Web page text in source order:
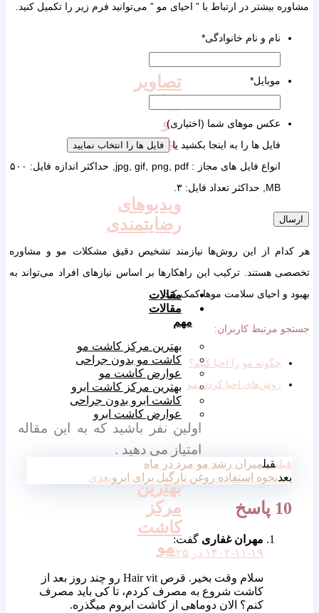
تصاویر
قبل
و
بعد
ویدیوهای
رضایتمندی
مقالات
مقالات
مهم
بهترین مرکز کاشت مو
کاشت مو بدون جراحی
عوارض کاشت مو
بهترین مرکز کاشت ابرو
کاشت ابرو بدون جراحی
عوارض کاشت ابرو
بهترین
مرکز
کاشت
مو
مشاوره بیشتر در ارتباط با ” احیای مو ” می‌توانید فرم زیر را تکمیل کنید.
نام و نام خانوادگی*
موبایل*
عکس موهای شما (اختیاری)
فایل ها را به اینجا بکشید یا فایل ها را انتخاب نمایید
انواع فایل های مجاز : jpg, gif, png, pdf, حداکثر اندازه فایل: ۵۰۰
MB, حداکثر تعداد فایل: ۳.
هر کدام از این روش‌ها نیازمند تشخیص دقیق مشکلات مو و مشاوره
تخصصی هستند. ترکیب این راهکارها بر اساس نیازهای افراد می‌تواند به
بهبود و احیای سلامت موها کمک کند.
جستجو مرتبط کاربران:
چگونه مو را احیا کنیم؟
روش‌های احیا کردن مو
اولین نفر باشید که به این مقاله
امتیاز می دهید .
قبلیقبلمیزان رشد مو مرد در ماه
بعدنحوه استفاده روغن نارگیل برای ابروبعدی
10 پاسخ
مهران غفاری گفت:
۱۴۰۲-۱۱-۱۹ در ۰۹:۲۵
سلام وقت بخیر. قرص Hair vit رو چند روز بعد از
کاشت شروع به مصرف کردم، تا کی باید مصرف
کنم؟ الان دوماهی از کاشت ابروم میگذره.